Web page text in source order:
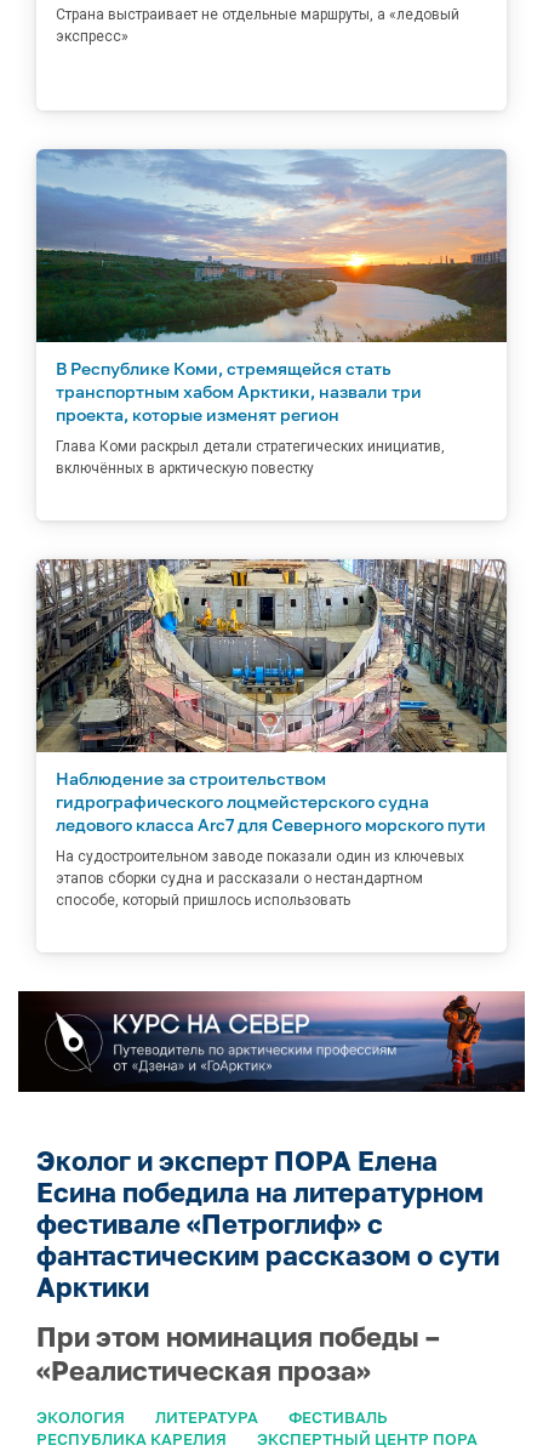
Страна выстраивает не отдельные маршруты, а «ледовый
экспресс»
В Республике Коми, стремящейся стать
транспортным хабом Арктики, назвали три
проекта, которые изменят регион
Глава Коми раскрыл детали стратегических инициатив,
включённых в арктическую повестку
Наблюдение за строительством
гидрографического лоцмейстерского судна
ледового класса Arc7 для Северного морского пути
На судостроительном заводе показали один из ключевых
этапов сборки судна и рассказали о нестандартном
способе, который пришлось использовать
Эколог и эксперт ПОРА Елена
Есина победила на литературном
фестивале «Петроглиф» с
фантастическим рассказом о сути
Арктики
При этом номинация победы –
«Реалистическая проза»
ЭКОЛОГИЯ ЛИТЕРАТУРА
ФЕСТИВАЛЬ
РЕСПУБЛИКА КАРЕЛИЯ
ЭКСПЕРТНЫЙ ЦЕНТР ПОРА